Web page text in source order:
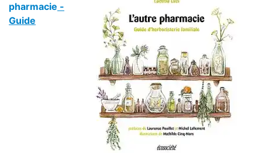
pharmacie -
Guide